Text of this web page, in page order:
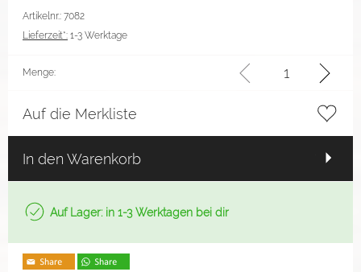
Artikelnr.: 7082
Lieferzeit*: 1-3 Werktage
Menge:
Auf die Merkliste
In den Warenkorb
Auf Lager: in 1-3 Werktagen bei dir